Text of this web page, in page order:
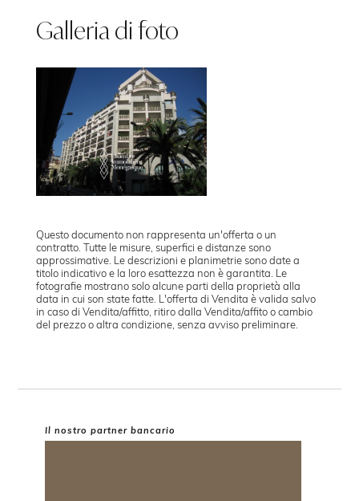
Galleria di foto
Questo documento non rappresenta un'offerta o un
contratto. Tutte le misure, superfici e distanze sono
approssimative. Le descrizioni e planimetrie sono date a
titolo indicativo e la loro esattezza non è garantita. Le
fotografie mostrano solo alcune parti della proprietà alla
data in cui son state fatte. L'offerta di Vendita è valida salvo
in caso di Vendita/affitto, ritiro dalla Vendita/affito o cambio
del prezzo o altra condizione, senza avviso preliminare.
Il nostro partner bancario